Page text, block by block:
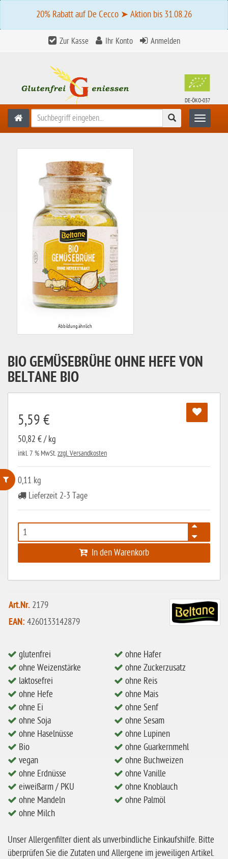
ohne Weizenstärke
laktosefrei
ohne Hefe
ohne Erdnüsse
eiweißarm / PKU
ohne Mandeln
ohne Milch
ohne Hafer
ohne Zuckerzusatz
ohne Reis
ohne Mais
ohne Senf
ohne Sesam
ohne Guarkernmehl
20% Rabatt auf De Cecco ➤ Aktion bis 31.08.26
Zur Kasse Ihr Konto Anmelden
DE-ÖKO-037
Suchen Toggle
Abbildung ähnlich
BIO GEMÜSEBRÜHE OHNE HEFE VON
BELTANE BIO
5,59 €
50,82 € / kg
inkl. 7 % MwSt.zzgl. Versandkosten
0,11 kg
Lieferzeit 2-3 Tage
In den Warenkorb
Art.Nr. 2179
EAN: 4260133142879
glutenfrei
ohne Weizenstärke
laktosefrei
ohne Hefe
ohne Ei
ohne Soja
ohne Haselnüsse
Bio
vegan
ohne Erdnüsse
eiweißarm / PKU
ohne Mandeln
ohne Milch
ohne Hafer
ohne Zuckerzusatz
ohne Reis
ohne Mais
ohne Senf
ohne Sesam
ohne Lupinen
ohne Guarkernmehl
ohne Buchweizen
ohne Vanille
ohne Knoblauch
ohne Palmöl
Unser Allergenfilter dient als unverbindliche Einkaufshilfe. Bitte
überprüfen Sie die Zutaten und Allergene im jeweiligen Artikel.